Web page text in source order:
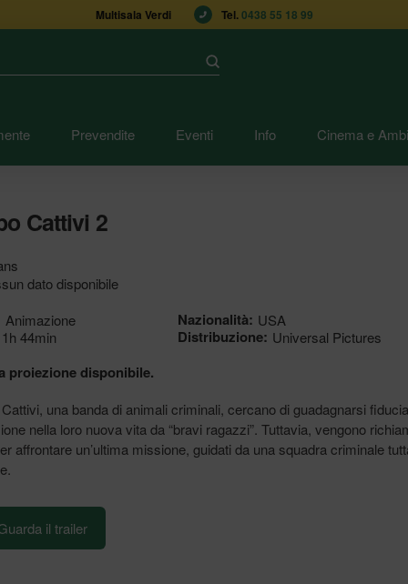
Multisala Verdi Tel. 0438 55 18 99
Submit
Prevendite Eventi Info Cinema e
Cattivi 2
dato disponibile
Animazione Nazionalità: USA
1h 44min
Distribuzione: Universal Pictures
proiezione disponibile.
una banda di animali criminali, cercano di guadagnarsi
nella loro nuova vita da “bravi ragazzi”. Tuttavia, vengono
affrontare un’ultima missione, guidati da una squadra criminale
il trailer